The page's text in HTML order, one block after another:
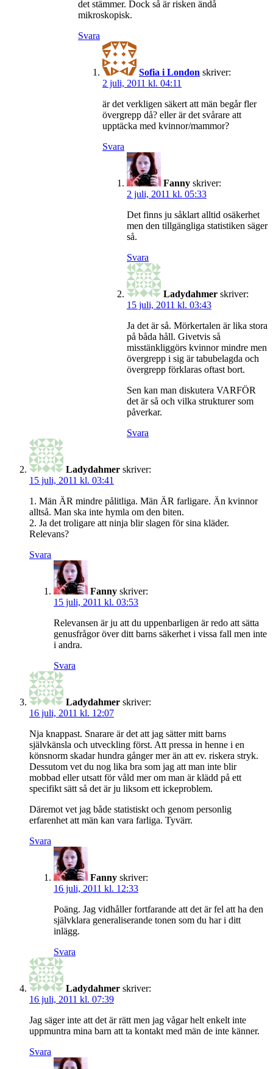
det stämmer. Dock så är risken ändå
mikroskopisk.
Svara
Sofia i London skriver:
2 juli, 2011 kl. 04:11
är det verkligen säkert att män begår fler
övergrepp då? eller är det svårare att
upptäcka med kvinnor/mammor?
Svara
Fanny skriver:
2 juli, 2011 kl. 05:33
Det finns ju såklart alltid osäkerhet
men den tillgängliga statistiken säger
så.
Svara
Ladydahmer skriver:
15 juli, 2011 kl. 03:43
Ja det är så. Mörkertalen är lika stora
på båda håll. Givetvis så
misstänkliggörs kvinnor mindre men
övergrepp i sig är tabubelagda och
övergrepp förklaras oftast bort.
Sen kan man diskutera VARFÖR
det är så och vilka strukturer som
påverkar.
Svara
Ladydahmer skriver:
15 juli, 2011 kl. 03:41
1. Män ÄR mindre pålitliga. Män ÄR farligare. Än kvinnor
alltså. Man ska inte hymla om den biten.
2. Ja det troligare att ninja blir slagen för sina kläder.
Relevans?
Svara
Fanny skriver:
15 juli, 2011 kl. 03:53
Relevansen är ju att du uppenbarligen är redo att sätta
genusfrågor över ditt barns säkerhet i vissa fall men inte
i andra.
Svara
Ladydahmer skriver:
16 juli, 2011 kl. 12:07
Nja knappast. Snarare är det att jag sätter mitt barns
självkänsla och utveckling först. Att pressa in henne i en
könsnorm skadar hundra gånger mer än att ev. riskera stryk.
Dessutom vet du nog lika bra som jag att man inte blir
mobbad eller utsatt för våld mer om man är klädd på ett
specifikt sätt så det är ju liksom ett ickeproblem.
Däremot vet jag både statistiskt och genom personlig
erfarenhet att män kan vara farliga. Tyvärr.
Svara
Fanny skriver:
16 juli, 2011 kl. 12:33
Poäng. Jag vidhåller fortfarande att det är fel att ha den
självklara generaliserande tonen som du har i ditt
inlägg.
Svara
Ladydahmer skriver:
16 juli, 2011 kl. 07:39
Jag säger inte att det är rätt men jag vågar helt enkelt inte
uppmuntra mina barn att ta kontakt med män de inte känner.
Svara